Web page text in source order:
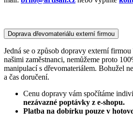
Doprava dřevomateriálu externí firmou
Jedná se o způsob dopravy externí
našimi zaměstnanci, nemůžeme proto
manipulací s dřevomateriálem. Bohužel
a čas doručení.
Cenu dopravy vám spočítáme
nezávazné poptávky z e-shopu.
Platba na dobírku pouze v